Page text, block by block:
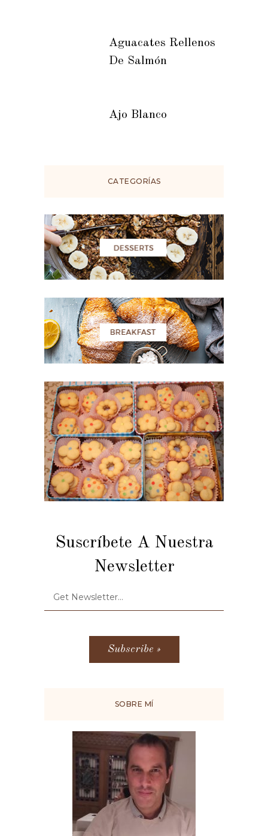
Aguacates Rellenos
De Salmón
Ajo Blanco
CATEGORÍAS
Suscríbete A Nuestra
Newsletter
SOBRE MÍ